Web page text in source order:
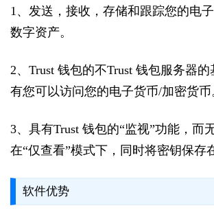
1、发送，接收，存储和跟踪您的电
数字资产。
2、Trust 钱包的不Trust 钱包服务器
有您可以访问您的电子货币/加密货币
3、具有Trust 钱包的“监视”功能，而
在“仅查看”模式下，同时将密钥保存
软件优势